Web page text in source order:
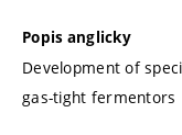
Popis anglicky
Development of
gas-tight fermentors